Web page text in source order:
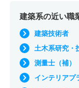
建築系の近い職
建築技術者
土木系研究・
測量士（補）
インテリアプ